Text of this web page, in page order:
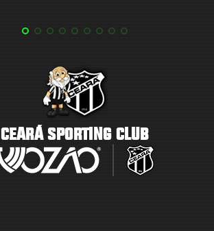
CEARÁ SPORTING CLUB